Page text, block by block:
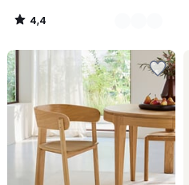
4,4
/